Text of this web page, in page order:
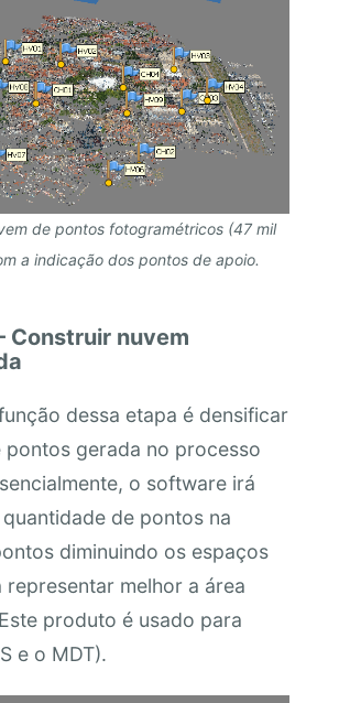
de pontos fotogramétricos (47 mil
a indicação dos pontos de apoio.
Construir nuvem
dessa etapa é densificar
pontos gerada no processo
o software irá
de pontos na
diminuindo os espaços
representar melhor a área
produto é usado para
e o MDT).